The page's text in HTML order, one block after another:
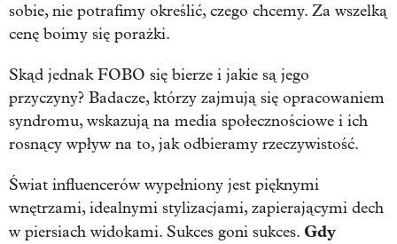
sobie, nie potrafimy określić, czego chcemy. Za wszelką
cenę boimy się porażki.
Skąd jednak FOBO się bierze i jakie są jego
przyczyny? Badacze, którzy zajmują się opracowaniem
syndromu, wskazują na media społecznościowe i ich
rosnący wpływ na to, jak odbieramy rzeczywistość.
Świat influencerów wypełniony jest pięknymi
wnętrzami, idealnymi stylizacjami, zapierającymi dech
w piersiach widokami. Sukces goni sukces. Gdy